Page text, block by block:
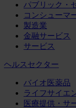
パブリック・
コンシューマ
製造業
金融サービス
サービス
ヘルスセクター
バイオ医薬品
ライフサイエ
医療提供・サ